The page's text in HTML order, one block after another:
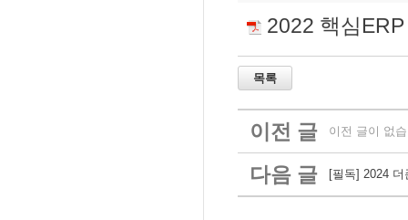
2022 핵심
이전 글 이전 글이 없
다음 글 [필독] 2024